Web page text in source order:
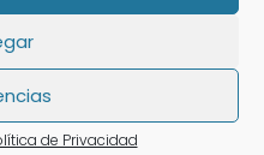
de Privacidad
control de
mantener la
algunas